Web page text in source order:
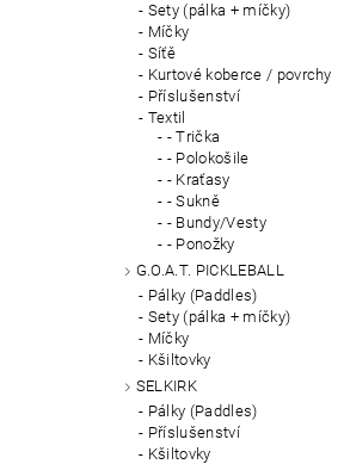
Sety (pálka + míčky)
Míčky
Síťě
Kurtové koberce / povrchy
Příslušenství
Textil
- Trička
- Polokošile
- Kraťasy
- Sukně
- Bundy/Vesty
- Ponožky
G.O.A.T. PICKLEBALL
Pálky (Paddles)
Sety (pálka + míčky)
Míčky
Kšiltovky
SELKIRK
Pálky (Paddles)
Příslušenství
Kšiltovky